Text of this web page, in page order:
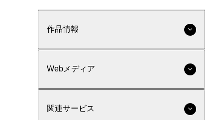
作品情報
Webメディア
関連サービス